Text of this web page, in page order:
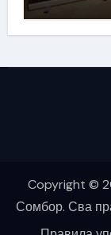
Copyright ©
Сомбор. Сва